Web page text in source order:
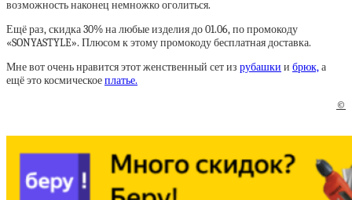
возможность наконец немножко оголиться.
Ещё раз, скидка 30% на любые изделия до 01.06, по промокоду
«SONYASTYLE». Плюсом к этому промокоду бесплатная доставка.
Мне вот очень нравится этот женственный сет из рубашки и брюк,а
ещё это космическоеплатье.
©